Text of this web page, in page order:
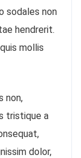
sodales non
hendrerit.
mollis
non,
tristique a
dolor,